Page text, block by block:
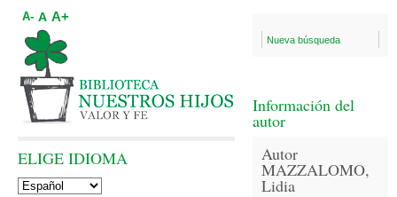
Nueva búsqueda
Información del
autor
Autor
MAZZALOMO,
Lidia
A- A A+
ELIGE IDIOMA